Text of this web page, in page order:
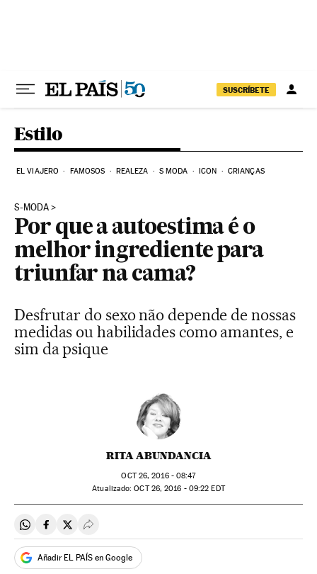
SUSCRÍBETE
Estilo
EL VIAJERO FAMOSOS REALEZA S MODA ICON CRIANÇAS
S-MODA
Por que a autoestima é o
melhor ingrediente para
triunfar na cama?
Desfrutar do sexo não depende de nossas
medidas ou habilidades como amantes, e
sim da psique
RITA ABUNDANCIA
OCT26, 2016 - 08:47
atualizado: OCT26, 2016 - 09:22 EDT
Compartir en Whatsapp
Compartir en Facebook
Compartir en Twitter
Desplegar Redes Sociales
Añadir EL PAÍS en Google